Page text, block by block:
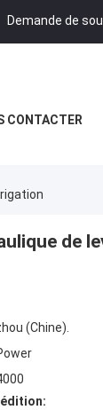
Demande de
CONTACTER
de
(Chine).